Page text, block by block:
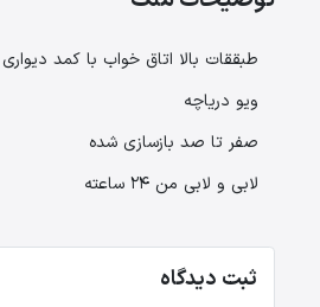
طبققات بالا اتاق خواب با کمد
ویو دریاچه
صفر تا صد بازسازی شده
لابی و لابی من 24 ساعته
ثبت دیدگاه